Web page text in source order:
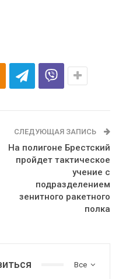
СЛЕДУЮЩАЯ ЗАПИСЬ
На полигоне Брестский
пройдет тактическое
учение с
подразделением
зенитного ракетного
полка
Все